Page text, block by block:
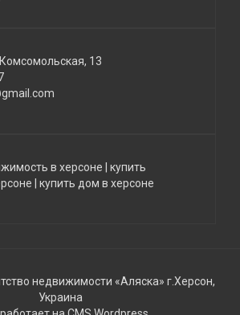
13
в херсоне
купить
купить дом в херсоне
недвижимости «Аляска» г.Херсон,
Украина